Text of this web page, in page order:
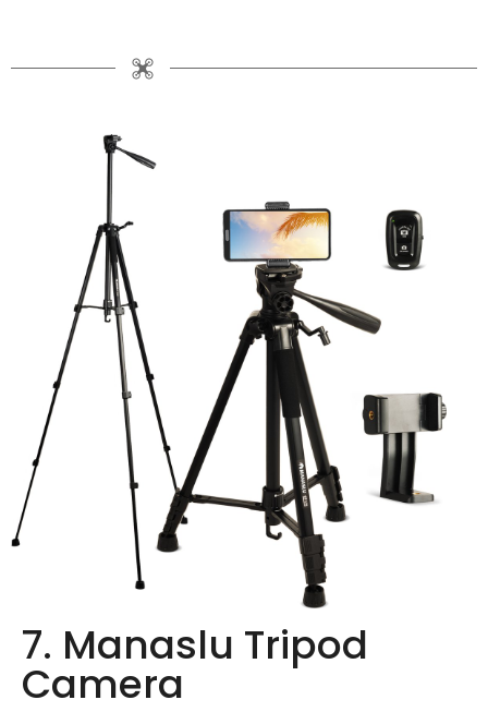
7. Manaslu Tripod
Camera